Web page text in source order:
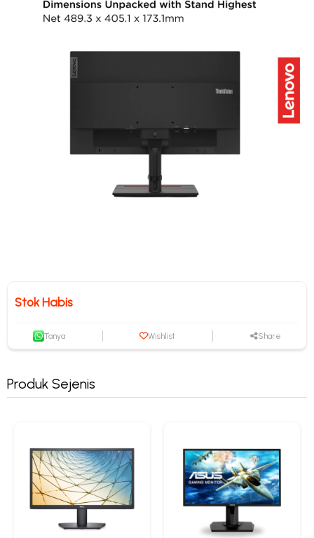
Stok Habis
Tanya Wishlist Share
Produk Sejenis